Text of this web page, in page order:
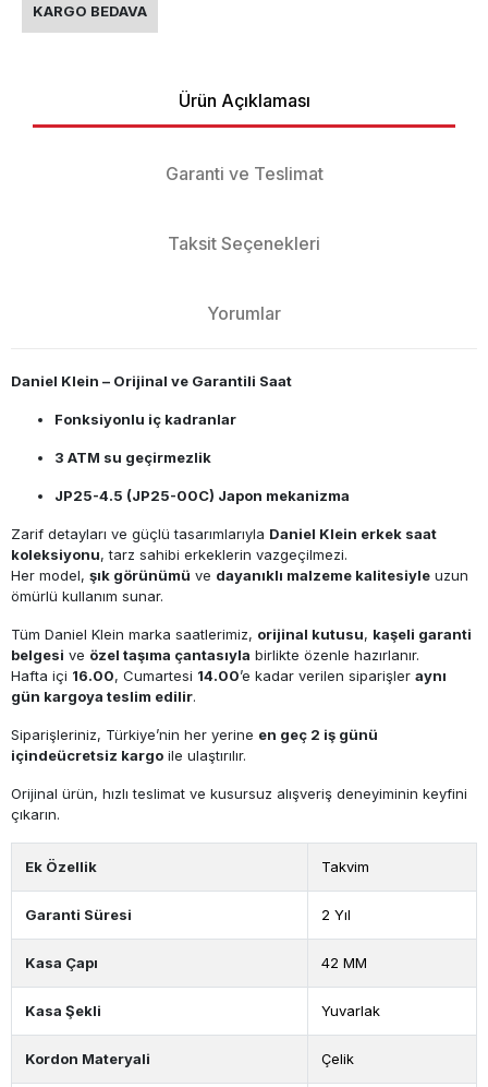
KARGO BEDAVA
Ürün Açıklaması
Garanti ve Teslimat
Taksit Seçenekleri
Yorumlar
Daniel Klein – Orijinal ve Garantili Saat
Fonksiyonlu iç kadranlar
3 ATM su geçirmezlik
JP25-4.5 (JP25-00C) Japon mekanizma
Zarif detayları ve güçlü tasarımlarıyla Daniel Klein erkek saat
koleksiyonu, tarz sahibi erkeklerin vazgeçilmezi.
Her model, şık görünümü ve dayanıklı malzeme kalitesiyle uzun
ömürlü kullanım sunar.
Tüm Daniel Klein marka saatlerimiz, orijinal kutusu, kaşeli garanti
belgesi ve özel taşıma çantasıyla birlikte özenle hazırlanır.
Hafta içi 16.00, Cumartesi 14.00’e kadar verilen siparişler aynı
gün kargoya teslim edilir.
Siparişleriniz, Türkiye’nin her yerine en geç 2 iş günü
içindeücretsiz kargo ile ulaştırılır.
Orijinal ürün, hızlı teslimat ve kusursuz alışveriş deneyiminin keyfini
çıkarın.
Ek Özellik Takvim
Garanti Süresi 2 Yıl
Kasa Çapı 42 MM
Kasa Şekli Yuvarlak
Kordon Materyali Çelik